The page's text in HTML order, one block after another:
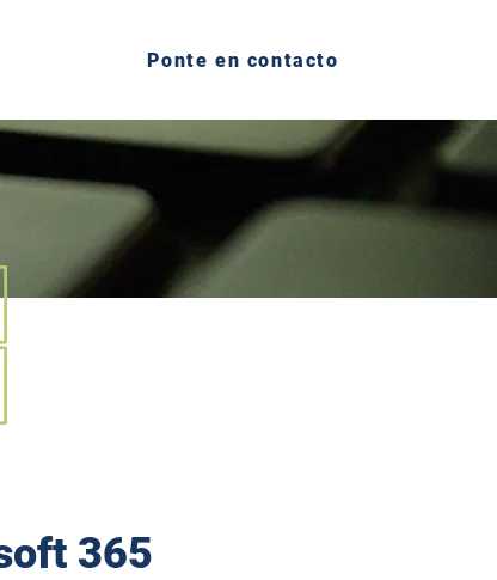
Ponte en contacto
365